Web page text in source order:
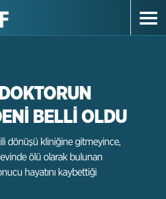
BELLİ OLDU
dönüşü kliniğine gitmeyince,
evinde ölü olarak bulunan
hayatını kaybettiği